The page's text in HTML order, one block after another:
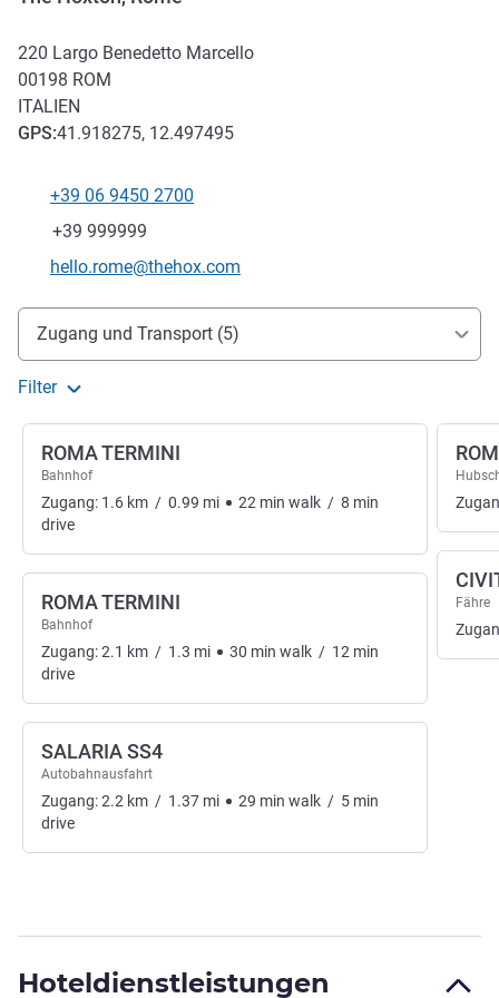
220 Largo Benedetto Marcello
00198 ROM
ITALIEN
GPS:41.918275, 12.497495
+39 06 9450 2700
Fax
+39 999999
Kontakt-E-Mail
hello.rome@thehox.com
Erreichbarkeit und Anbindung
Zugang und Transport (5)
Filter
ROMA TERMINI
Bahnhof
Zugang: 1.6 km / 0.99 mi 22 min walk / 8 min
drive
ROMA TERMINI
Bahnhof
Zugang:2.1 km / 1.3 mi 30 min walk / 12 min
drive
SALARIA SS4
Autobahnausfahrt
Zugang:2.2 km / 1.37 mi 29 min walk / 5 min
drive
Fähre
Hoteldienstleistungen